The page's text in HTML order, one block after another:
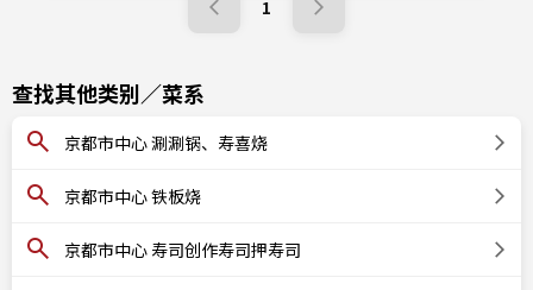
1
查找其他类别／菜系
京都市中心 涮涮锅、寿喜烧
京都市中心 铁板烧
京都市中心 寿司创作寿司押寿司